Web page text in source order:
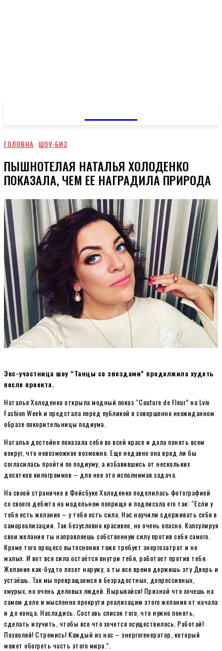
ГОЛОВНА ШОУ-БИЗ
ПЫШНОТЕЛАЯ НАТАЛЬЯ ХОЛОДЕНКО
ПОКАЗАЛА, ЧЕМ ЕЕ НАГРАДИЛА ПРИРОДА
Экс-участница шоу “Танцы со звездами” продолжила худеть
после проекта.
Наталья Холоденко открыла модный показ “Couture de Fleur” на Lviv
Fashion Week и предстала перед публикой в совершенно неожиданном
образе покорительницы подиума.
Наталья достойно показала себя во всей красе и дала понять всем
вокруг, что невозможное возможно. Еще недавно она вряд ли бы
согласилась пройти по подиуму, а избавившись от нескольких
десятков килограммов – для нее это исполнимая задача.
На своей страничке в Фейсбуке Холоденко поделилась фотографией
со своего дебюта на модельном поприще и подписала его так: “Если у
тебя есть желание – у тебя есть сила. Нас научили сдерживать себя в
самореализации. Так безусловно красивее, но очень опасно. Капсулируя
свои желания ты направляешь собственную силу против себя самого.
Кроме того процесс вытеснения тоже требует энергозатрат и не
малых. И вот вся сила остаётся внутри тебя, работает против тебя.
Желание как-будто лезет наружу, а ты все время держишь эту Дверь и
устаёшь. Так мы превращаемся в безрадостных, депрессивных,
хмурых, но очень деловых людей. Вырывайся! Признай что хочешь на
самом деле и мысленно прокрути реализацию этого желания от начала
и до конца. Насладись. Составь список того, что нужно понять,
сделать изучить, чтобы все что хочется осуществилось. Работай!
Позволяй! Стремись! Каждый из нас – энергогенератор, который
может обогреть часть этого мира.”.